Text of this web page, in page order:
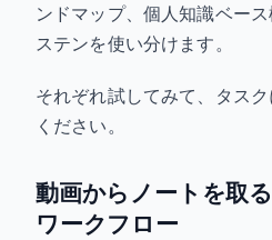
ンドマップ、個人知識ベー
ステンを使い分けます。
それぞれ試してみて、タス
ください。
動画からノートを取
ワークフロー